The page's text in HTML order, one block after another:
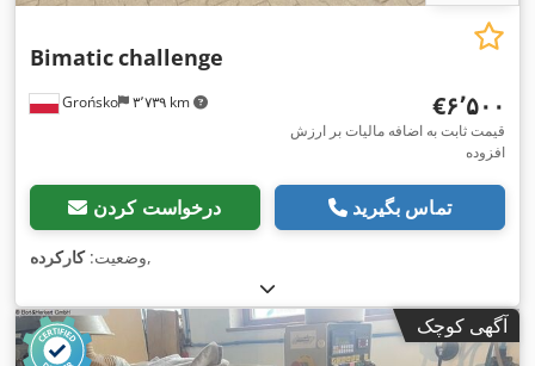
Grońsko ۳٬۷۳۹ km
Bimaticchallenge
‎€۶٬۵۰۰
قیمت ثابت به اضافه مالیات بر ارزش
افزوده
درخواست کردن تماس بگیرید
وضعیت:کارکرده ,
آگهی کوچک